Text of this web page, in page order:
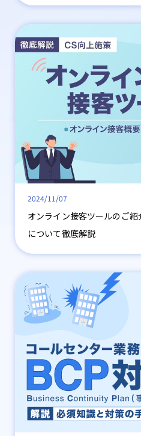
2024/11/07
オンライン接客ツールのご
について徹底解説